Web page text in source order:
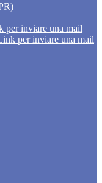
per inviare una mail
per inviare una mail